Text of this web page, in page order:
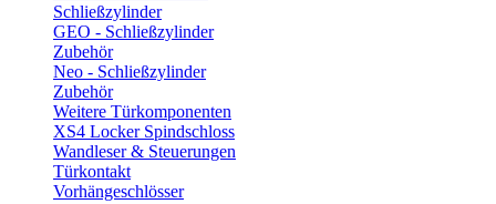
Schließzylinder
GEO - Schließzylinder
Zubehör
Neo - Schließzylinder
Zubehör
Weitere Türkomponenten
XS4 Locker Spindschloss
Wandleser & Steuerungen
Türkontakt
Vorhängeschlösser